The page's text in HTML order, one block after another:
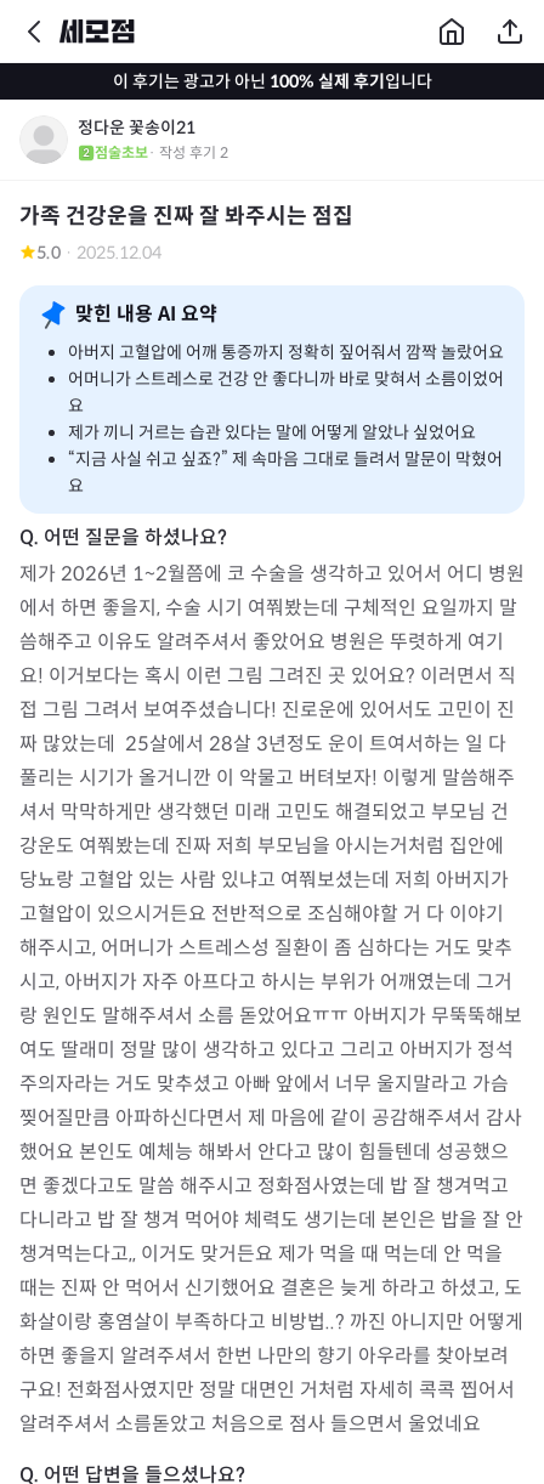
이 후기는 광고가 아닌 100% 실제 후기입니다
정다운 꽃송이21
점술초보· 작성 후기 2
가족 건강운을 진짜 잘 봐주시는 점집
5.0 · 2025.12.04
맞힌 내용 AI 요약
아버지 고혈압에 어깨 통증까지 정확히 짚어줘서 깜짝 놀랐어요
어머니가 스트레스로 건강 안 좋다니까 바로 맞혀서 소름이었어
요
제가 끼니 거르는 습관 있다는 말에 어떻게 알았나 싶었어요
“지금 사실 쉬고 싶죠?” 제 속마음 그대로 들려서 말문이 막혔어
요
제가 2026년 1~2월쯤에 코 수술을 생각하고 있어서 어디 병원
에서 하면 좋을지, 수술 시기 여쭤봤는데 구체적인 요일까지 말
씀해주고 이유도 알려주셔서 좋았어요 병원은 뚜렷하게 여기
요! 이거보다는 혹시 이런 그림 그려진 곳 있어요? 이러면서 직
접 그림 그려서 보여주셨습니다! 진로운에 있어서도 고민이 진
짜 많았는데  25살에서 28살 3년정도 운이 트여서하는 일 다
풀리는 시기가 올거니깐 이 악물고 버텨보자! 이렇게 말씀해주
셔서 막막하게만 생각했던 미래 고민도 해결되었고 부모님 건
강운도 여쭤봤는데 진짜 저희 부모님을 아시는거처럼 집안에
당뇨랑 고혈압 있는 사람 있냐고 여쭤보셨는데 저희 아버지가
고혈압이 있으시거든요 전반적으로 조심해야할 거 다 이야기
해주시고, 어머니가 스트레스성 질환이 좀 심하다는 거도 맞추
시고, 아버지가 자주 아프다고 하시는 부위가 어깨였는데 그거
랑 원인도 말해주셔서 소름 돋았어요ㅠㅠ 아버지가 무뚝뚝해보
여도 딸래미 정말 많이 생각하고 있다고 그리고 아버지가 정석
주의자라는 거도 맞추셨고 아빠 앞에서 너무 울지말라고 가슴
찢어질만큼 아파하신다면서 제 마음에 같이 공감해주셔서 감사
했어요 본인도 예체능 해봐서 안다고 많이 힘들텐데 성공했으
면 좋겠다고도 말씀 해주시고 정화점사였는데 밥 잘 챙겨먹고
다니라고 밥 잘 챙겨 먹어야 체력도 생기는데 본인은 밥을 잘 안
챙겨먹는다고,, 이거도 맞거든요 제가 먹을 때 먹는데 안 먹을
때는 진짜 안 먹어서 신기했어요 결혼은 늦게 하라고 하셨고, 도
화살이랑 홍염살이 부족하다고 비방법..? 까진 아니지만 어떻게
하면 좋을지 알려주셔서 한번 나만의 향기 아우라를 찾아보려
구요! 전화점사였지만 정말 대면인 거처럼 자세히 콕콕 찝어서
알려주셔서 소름돋았고 처음으로 점사 들으면서 울었네요